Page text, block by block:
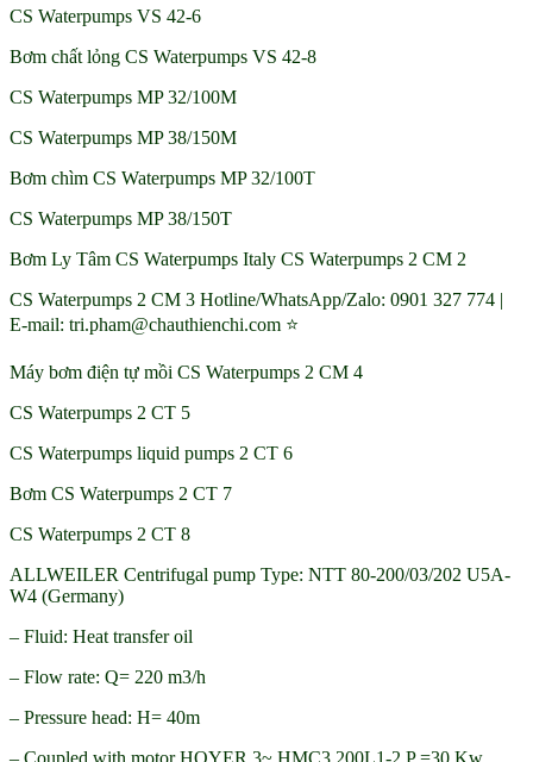
CS Waterpumps VS 42-6
Bơm chất lỏng CS Waterpumps VS 42-8
CS Waterpumps MP 32/100M
CS Waterpumps MP 38/150M
Bơm chìm CS Waterpumps MP 32/100T
CS Waterpumps MP 38/150T
Bơm Ly Tâm CS Waterpumps Italy CS Waterpumps 2 CM 2
CS Waterpumps 2 CM 3 Hotline/WhatsApp/Zalo: 0901 327 774 |
E-mail: tri.pham@chauthienchi.com ⭐
Máy bơm điện tự mồi CS Waterpumps 2 CM 4
CS Waterpumps 2 CT 5
CS Waterpumps liquid pumps 2 CT 6
Bơm CS Waterpumps 2 CT 7
CS Waterpumps 2 CT 8
ALLWEILER Centrifugal pump Type: NTT 80-200/03/202 U5A-
W4 (Germany)
– Fluid: Heat transfer oil
– Flow rate: Q= 220 m3/h
– Pressure head: H= 40m